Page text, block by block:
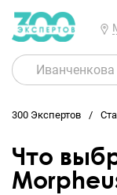
300 Экспертов
Что